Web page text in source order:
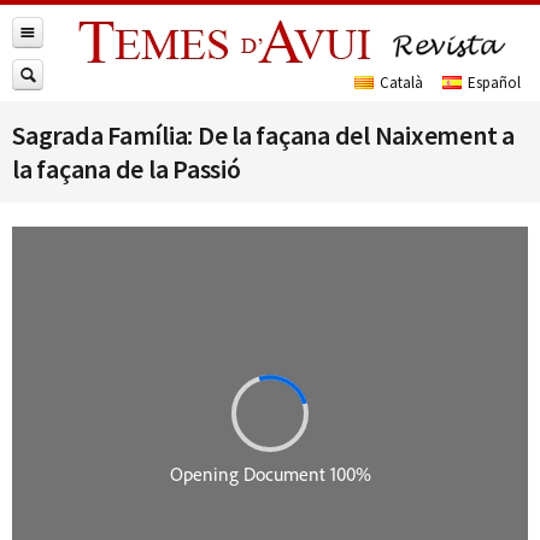
Sagrada Família: De la façana del Naixement a
la façana de la Passió